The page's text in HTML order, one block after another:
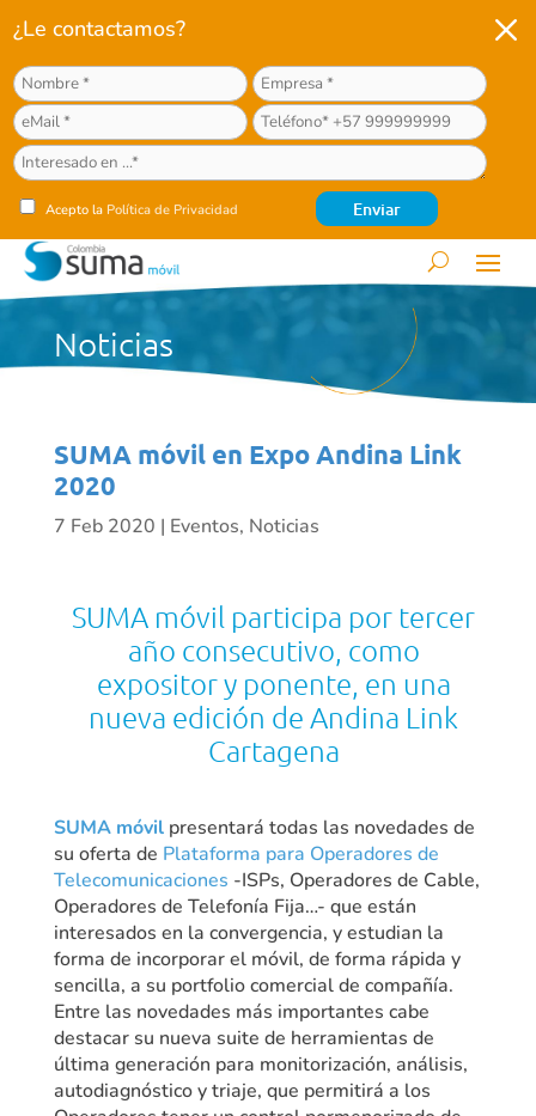
¿Le contactamos?
Acepto la Política de Privacidad
M
Noticias
SUMA móvil en Expo Andina Link
2020
7 Feb 2020 | Eventos, Noticias
SUMA móvil participa por tercer
año consecutivo, como
expositor y ponente, en una
nueva edición de Andina Link
Cartagena
SUMA móvilpresentará todas las novedades de
su oferta de Plataforma para Operadores de
Telecomunicaciones -ISPs, Operadores de Cable,
Operadores de Telefonía Fija…- que están
interesados en la convergencia, y estudian la
forma de incorporar el móvil, de forma rápida y
sencilla, a su portfolio comercial de compañía.
Entre las novedades más importantes cabe
destacar su nueva suite de herramientas de
última generación para monitorización, análisis,
autodiagnóstico y triaje, que permitirá a los